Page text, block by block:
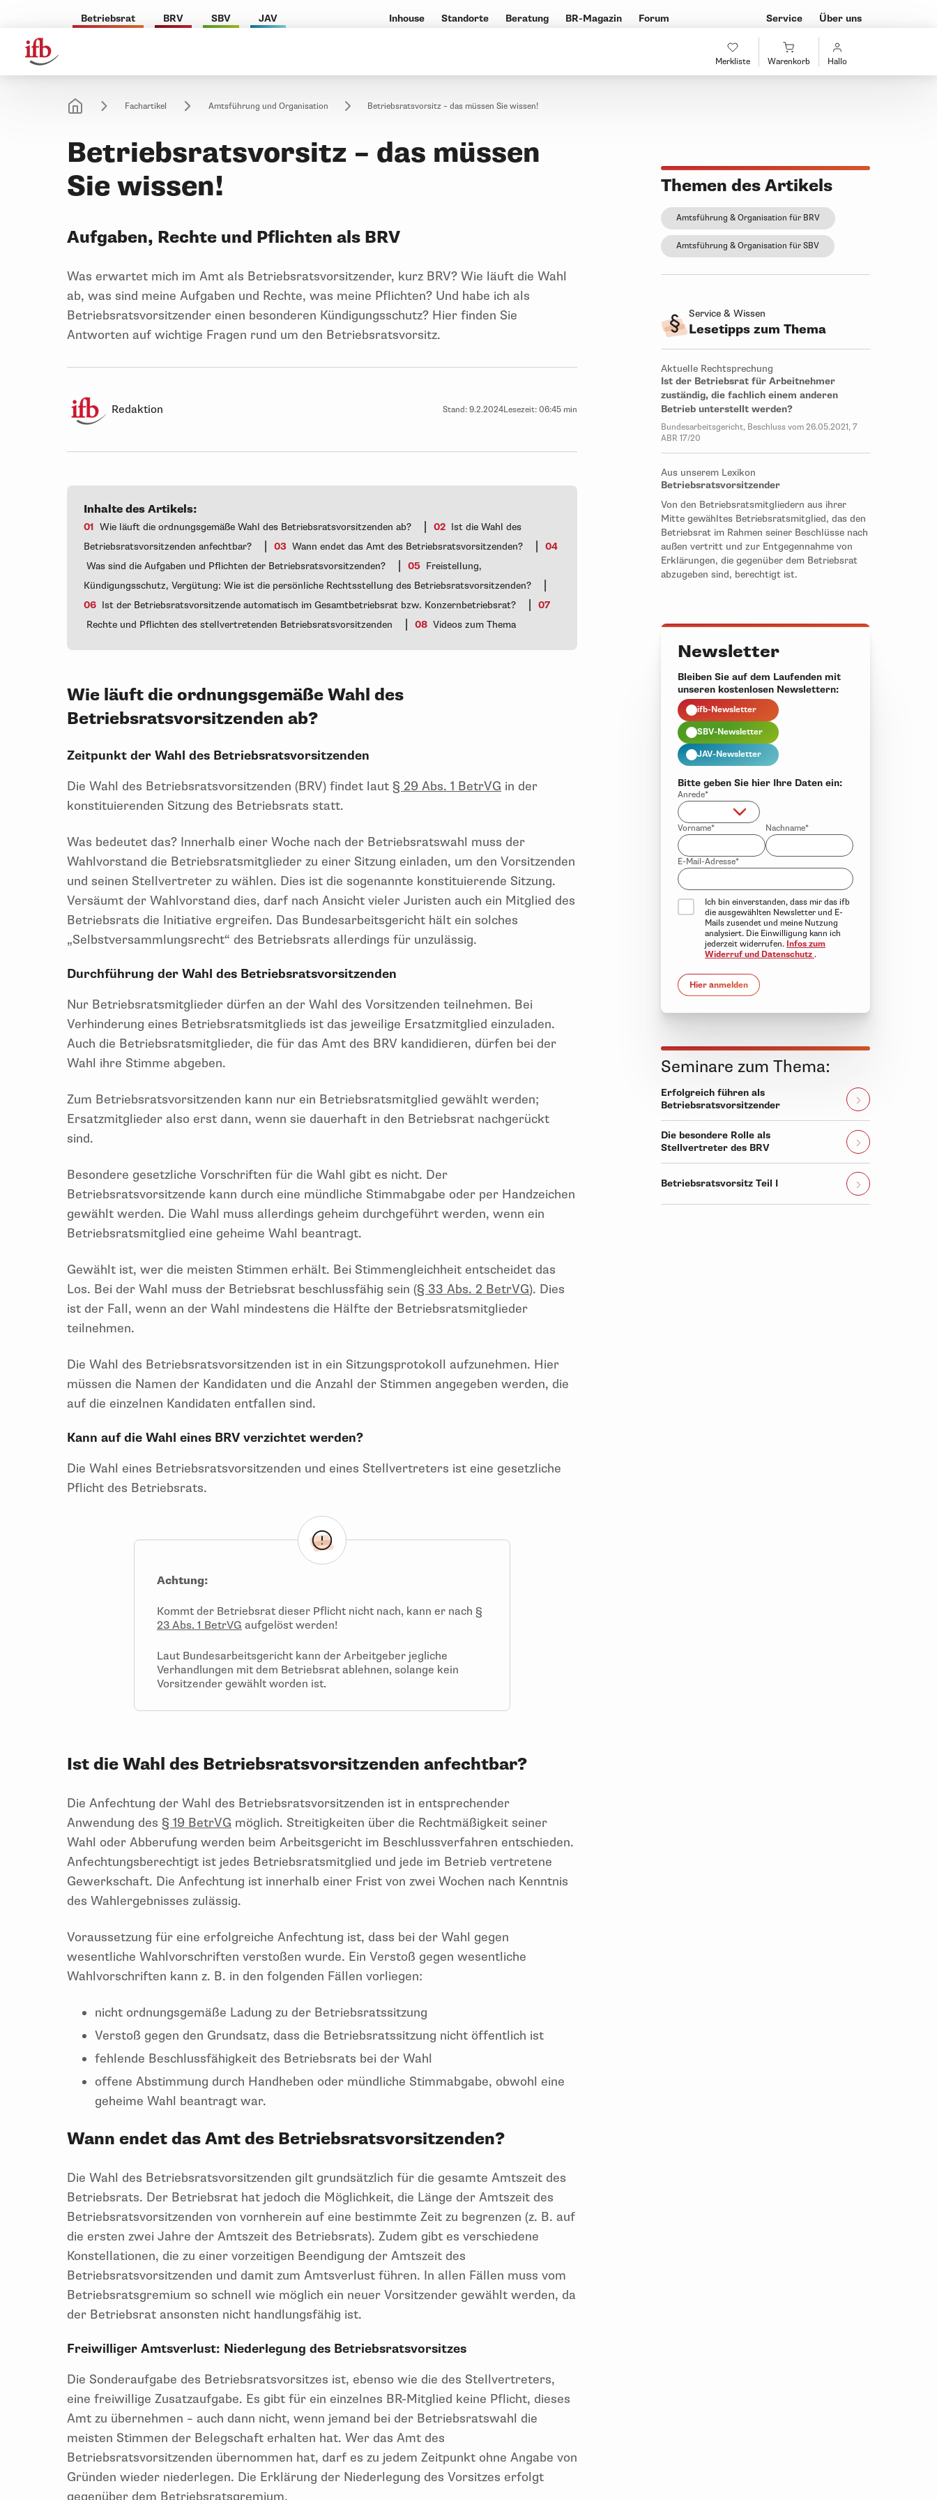
Merkliste Warenkorb Hallo
Betriebsrat BRV SBV JAV Inhouse Standorte Beratung BR-Magazin Forum Service Über uns
Fachartikel Amtsführung und Organisation Betriebsratsvorsitz – das müssen Sie wissen!
Betriebsratsvorsitz – das müssen
Sie wissen!
Aufgaben, Rechte und Pflichten als BRV
Was erwartet mich im Amt als Betriebsratsvorsitzender, kurz BRV? Wie läuft die Wahl
ab, was sind meine Aufgaben und Rechte, was meine Pflichten? Und habe ich als
Betriebsratsvorsitzender einen besonderen Kündigungsschutz? Hier finden Sie
Antworten auf wichtige Fragen rund um den Betriebsratsvorsitz.
Redaktion Stand: 9.2.2024Lesezeit: 06:45 min
Inhalte des Artikels:
01 Wie läuft die ordnungsgemäße Wahl des Betriebsratsvorsitzenden ab? | 02 Ist die Wahl des
Betriebsratsvorsitzenden anfechtbar?
| 03 Wann endet das Amt des Betriebsratsvorsitzenden? |
04
Was sind die Aufgaben und Pflichten der Betriebsratsvorsitzenden?
| 05 Freistellung,
Kündigungsschutz, Vergütung: Wie ist die persönliche Rechtsstellung des Betriebsratsvorsitzenden?
|
06 Ist der Betriebsratsvorsitzende automatisch im Gesamtbetriebsrat bzw. Konzernbetriebsrat? |
07
Rechte und Pflichten des stellvertretenden Betriebsratsvorsitzenden
| 08 Videos zum Thema
Wie läuft die ordnungsgemäße Wahl des
Betriebsratsvorsitzenden ab?
Zeitpunkt der Wahl des Betriebsratsvorsitzenden
Die Wahl des Betriebsratsvorsitzenden (BRV) findet laut § 29 Abs. 1 BetrVG in der
konstituierenden Sitzung des Betriebsrats statt.
Was bedeutet das? Innerhalb einer Woche nach der Betriebsratswahl muss der
Wahlvorstand die Betriebsratsmitglieder zu einer Sitzung einladen, um den Vorsitzenden
und seinen Stellvertreter zu wählen. Dies ist die sogenannte konstituierende Sitzung.
Versäumt der Wahlvorstand dies, darf nach Ansicht vieler Juristen auch ein Mitglied des
Betriebsrats die Initiative ergreifen. Das Bundesarbeitsgericht hält ein solches
„Selbstversammlungsrecht“ des Betriebsrats allerdings für unzulässig.
Durchführung der Wahl des Betriebsratsvorsitzenden
Nur Betriebsratsmitglieder dürfen an der Wahl des Vorsitzenden teilnehmen. Bei
Verhinderung eines Betriebsratsmitglieds ist das jeweilige Ersatzmitglied einzuladen.
Auch die Betriebsratsmitglieder, die für das Amt des BRV kandidieren, dürfen bei der
Wahl ihre Stimme abgeben.
Zum Betriebsratsvorsitzenden kann nur ein Betriebsratsmitglied gewählt werden;
Ersatzmitglieder also erst dann, wenn sie dauerhaft in den Betriebsrat nachgerückt
sind.
Besondere gesetzliche Vorschriften für die Wahl gibt es nicht. Der
Betriebsratsvorsitzende kann durch eine mündliche Stimmabgabe oder per Handzeichen
gewählt werden. Die Wahl muss allerdings geheim durchgeführt werden, wenn ein
Betriebsratsmitglied eine geheime Wahl beantragt.
Gewählt ist, wer die meisten Stimmen erhält. Bei Stimmengleichheit entscheidet das
Los. Bei der Wahl muss der Betriebsrat beschlussfähig sein (§ 33 Abs. 2 BetrVG). Dies
ist der Fall, wenn an der Wahl mindestens die Hälfte der Betriebsratsmitglieder
teilnehmen.
Die Wahl des Betriebsratsvorsitzenden ist in ein Sitzungsprotokoll aufzunehmen. Hier
müssen die Namen der Kandidaten und die Anzahl der Stimmen angegeben werden, die
auf die einzelnen Kandidaten entfallen sind.
Kann auf die Wahl eines BRV verzichtet werden?
Die Wahl eines Betriebsratsvorsitzenden und eines Stellvertreters ist eine gesetzliche
Pflicht des Betriebsrats.
Achtung:
Kommt der Betriebsrat dieser Pflicht nicht nach, kann er nach §
23 Abs. 1 BetrVG aufgelöst werden!
Laut Bundesarbeitsgericht kann der Arbeitgeber jegliche
Verhandlungen mit dem Betriebsrat ablehnen, solange kein
Vorsitzender gewählt worden ist.
Ist die Wahl des Betriebsratsvorsitzenden anfechtbar?
Die Anfechtung der Wahl des Betriebsratsvorsitzenden ist in entsprechender
Anwendung des § 19 BetrVG möglich. Streitigkeiten über die Rechtmäßigkeit seiner
Wahl oder Abberufung werden beim Arbeitsgericht im Beschlussverfahren entschieden.
Anfechtungsberechtigt ist jedes Betriebsratsmitglied und jede im Betrieb vertretene
Gewerkschaft. Die Anfechtung ist innerhalb einer Frist von zwei Wochen nach Kenntnis
des Wahlergebnisses zulässig.
Voraussetzung für eine erfolgreiche Anfechtung ist, dass bei der Wahl gegen
wesentliche Wahlvorschriften verstoßen wurde. Ein Verstoß gegen wesentliche
Wahlvorschriften kann z. B. in den folgenden Fällen vorliegen:
nicht ordnungsgemäße Ladung zu der Betriebsratssitzung
Verstoß gegen den Grundsatz, dass die Betriebsratssitzung nicht öffentlich ist
fehlende Beschlussfähigkeit des Betriebsrats bei der Wahl
offene Abstimmung durch Handheben oder mündliche Stimmabgabe, obwohl eine
geheime Wahl beantragt war.
Wann endet das Amt des Betriebsratsvorsitzenden?
Die Wahl des Betriebsratsvorsitzenden gilt grundsätzlich für die gesamte Amtszeit des
Betriebsrats. Der Betriebsrat hat jedoch die Möglichkeit, die Länge der Amtszeit des
Betriebsratsvorsitzenden von vornherein auf eine bestimmte Zeit zu begrenzen (z. B. auf
die ersten zwei Jahre der Amtszeit des Betriebsrats). Zudem gibt es verschiedene
Konstellationen, die zu einer vorzeitigen Beendigung der Amtszeit des
Betriebsratsvorsitzenden und damit zum Amtsverlust führen. In allen Fällen muss vom
Betriebsratsgremium so schnell wie möglich ein neuer Vorsitzender gewählt werden, da
der Betriebsrat ansonsten nicht handlungsfähig ist.
Freiwilliger Amtsverlust: Niederlegung des Betriebsratsvorsitzes
Die Sonderaufgabe des Betriebsratsvorsitzes ist, ebenso wie die des Stellvertreters,
eine freiwillige Zusatzaufgabe. Es gibt für ein einzelnes BR-Mitglied keine Pflicht, dieses
Amt zu übernehmen – auch dann nicht, wenn jemand bei der Betriebsratswahl die
meisten Stimmen der Belegschaft erhalten hat. Wer das Amt des
Betriebsratsvorsitzenden übernommen hat, darf es zu jedem Zeitpunkt ohne Angabe von
Gründen wieder niederlegen. Die Erklärung der Niederlegung des Vorsitzes erfolgt
gegenüber dem Betriebsratsgremium.
Themen des Artikels
Amtsführung & Organisation für BRV
Amtsführung & Organisation für SBV
Service & Wissen
Lesetipps zum Thema
Aktuelle Rechtsprechung
Ist der Betriebsrat für Arbeitnehmer
zuständig, die fachlich einem anderen
Betrieb unterstellt werden?
Bundesarbeitsgericht, Beschluss vom 26.05.2021, 7
ABR 17/20
Aus unserem Lexikon
Betriebsratsvorsitzender
Von den Betriebsratsmitgliedern aus ihrer
Mitte gewähltes Betriebsratsmitglied, das den
Betriebsrat im Rahmen seiner Beschlüsse nach
außen vertritt und zur Entgegennahme von
Erklärungen, die gegenüber dem Betriebsrat
abzugeben sind, berechtigt ist.
Newsletter
Bleiben Sie auf dem Laufenden mit
unseren kostenlosen Newslettern:
ifb-Newsletter
SBV-Newsletter
JAV-Newsletter
Bitte geben Sie hier Ihre Daten ein:
Anrede*
Vorname* Nachname*
E-Mail-Adresse*
Ich bin einverstanden, dass mir das ifb
die ausgewählten Newsletter und E-
Mails zusendet und meine Nutzung
analysiert. Die Einwilligung kann ich
jederzeit widerrufen. Infos zum
Widerruf und Datenschutz .
Hier anmelden
Seminare zum Thema:
Erfolgreich führen als
Betriebsratsvorsitzender
Die besondere Rolle als
Stellvertreter des BRV
Betriebsratsvorsitz Teil I